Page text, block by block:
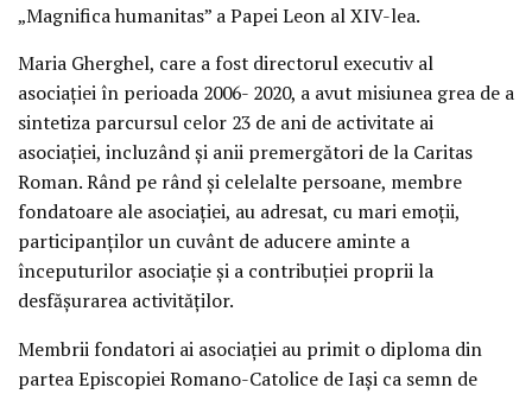
„Magnifica humanitas” a Papei Leon al XIV-lea.
Maria Gherghel, care a fost directorul executiv al
asociației în perioada 2006- 2020, a avut misiunea grea de a
sintetiza parcursul celor 23 de ani de activitate ai
asociației, incluzând și anii premergători de la Caritas
Roman. Rând pe rând și celelalte persoane, membre
fondatoare ale asociației, au adresat, cu mari emoții,
participanților un cuvânt de aducere aminte a
începuturilor asociație și a contribuției proprii la
desfășurarea activităților.
Membrii fondatori ai asociației au primit o diploma din
partea Episcopiei Romano-Catolice de Iași ca semn de